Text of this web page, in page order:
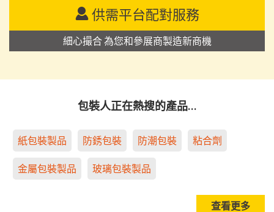
供需平台配對服務
細心撮合 為您和參展商製造新商機
包裝人正在熱搜的產品…
紙包裝製品 防銹包裝 防潮包裝 粘合劑
金屬包裝製品 玻璃包裝製品
查看更多